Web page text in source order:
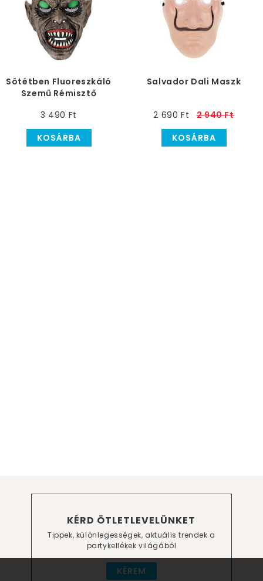
Sötétben Fluoreszkáló
Szemű Rémisztő
3 490 Ft
KOSÁRBA
Salvador Dali Maszk
2 690 Ft
2 940 Ft
KOSÁRBA
KÉRD ÖTLETLEVELÜNKET
Tippek, különlegességek, aktuális trendek a
partykellékek világából
KÉREM